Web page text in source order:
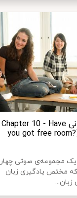
آموزش آلمانی Chapter 10 - Have
you got free
مجموعه‌ی صوتی چهار
مختص یادگیری زبان
زبان...